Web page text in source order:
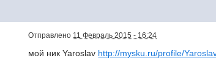
Отправлено 11 Февраль 2015 - 16:24
мой ник Yaroslav http://mysku.ru/profile/